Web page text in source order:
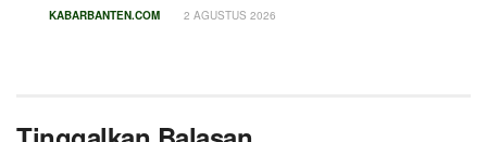
KABARBANTEN.COM 2 AGUSTUS 2026